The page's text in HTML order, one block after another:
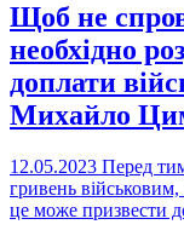
Щоб не
необхідно
доплати
Михайло
12.05.2023 Перед
гривень
це може призвести